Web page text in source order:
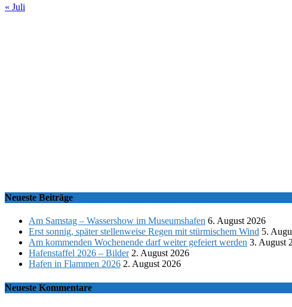
« Juli
Neueste Beiträge
Am Samstag – Wassershow im Museumshafen 6. August 2026
Erst sonnig, später stellenweise Regen mit stürmischem Wind 5.
Am kommenden Wochenende darf weiter gefeiert werden 3. August
Hafenstaffel 2026 – Bilder 2. August 2026
Hafen in Flammen 2026 2. August 2026
Neueste Kommentare